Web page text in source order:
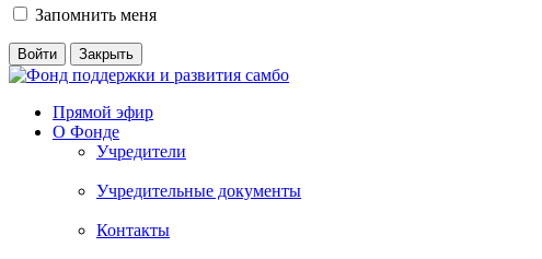
Запомнить меня
Прямой эфир
О Фонде
Учредители
Учредительные документы
Контакты